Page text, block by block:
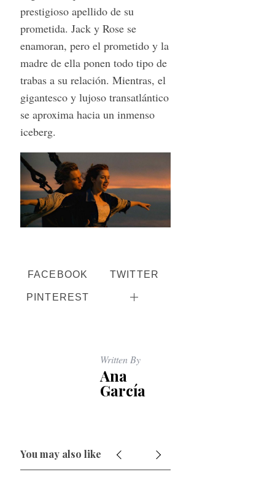
prestigioso apellido de su
prometida. Jack y Rose se
enamoran, pero el prometido y la
madre de ella ponen todo tipo de
trabas a su relación. Mientras, el
gigantesco y lujoso transatlántico
se aproxima hacia un inmenso
iceberg.
FACEBOOK TWITTER
PINTEREST
Written By
Ana
García
You may also like